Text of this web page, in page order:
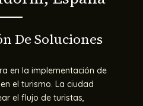
De Soluciones
en la implementación de
el turismo. La ciudad
el flujo de turistas,